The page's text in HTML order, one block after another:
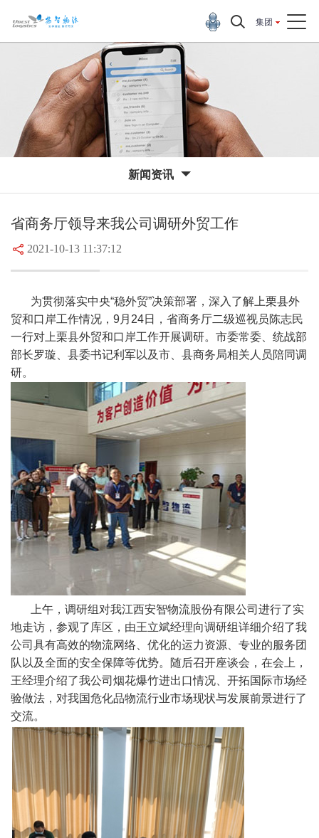
集团
新闻资讯
省商务厅领导来我公司调研外贸工作
2021-10-13 11:37:12
为贯彻落实中央“稳外贸”决策部署，深入了解上栗县外
贸和口岸工作情况，9月24日，省商务厅二级巡视员陈志民
一行对上栗县外贸和口岸工作开展调研。市委常委、统战部
部长罗璇、县委书记利军以及市、县商务局相关人员陪同调
研。
上午，调研组对我江西安智物流股份有限公司进行了实
地走访，参观了库区，由王立斌经理向调研组详细介绍了我
公司具有高效的物流网络、优化的运力资源、专业的服务团
队以及全面的安全保障等优势。随后召开座谈会，在会上，
王经理介绍了我公司烟花爆竹进出口情况、开拓国际市场经
验做法，对我国危化品物流行业市场现状与发展前景进行了
交流。